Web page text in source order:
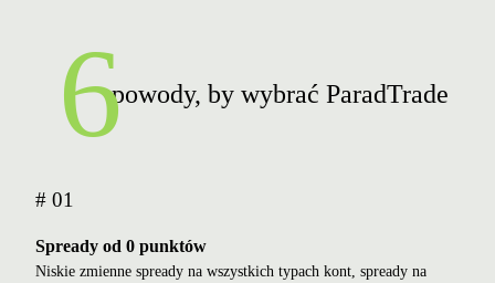
6powody, by wybrać ParadTrade
# 01
Spready od 0 punktów
Niskie zmienne spready na wszystkich typach kont, spready na